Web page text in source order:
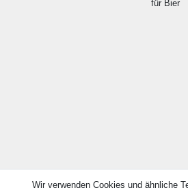
für Bier
Wir verwenden Cookies und ähnliche